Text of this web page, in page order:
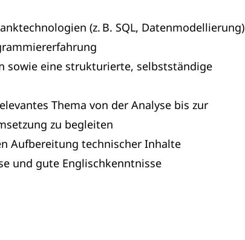
(z. B. SQL, Datenmodellierung)
sowie eine strukturierte, selbstständige
Thema von der Analyse bis zur
zu begleiten
Aufbereitung technischer Inhalte
und gute Englischkenntnisse